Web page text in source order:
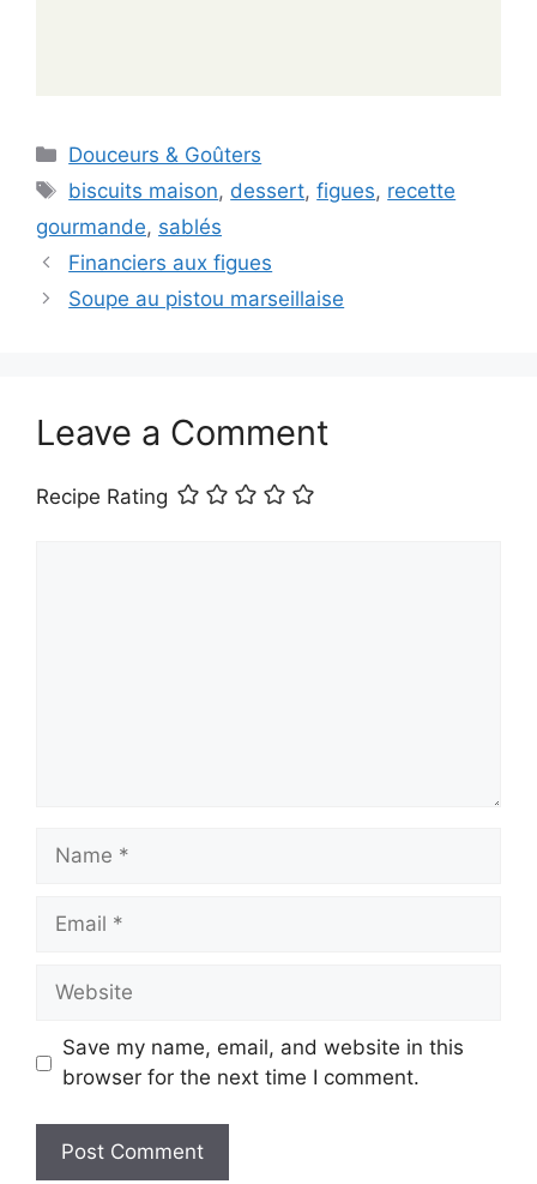
Categories
Douceurs & Goûters
Tags
biscuits maison, dessert,figues, recette
gourmande, sablés
Financiers aux figues
Soupe au pistou marseillaise
Leave a Comment
Recipe Rating
Name
Email
Website
Save my name, email, and website in this
browser for the next time I comment.